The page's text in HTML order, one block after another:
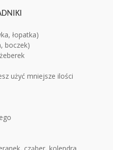
łopatka)
boczek)
użyć mniejsze ilości